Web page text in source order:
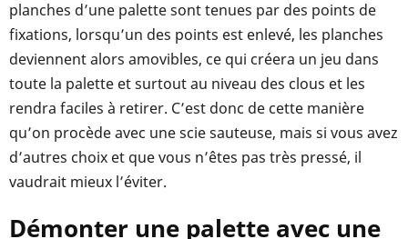
planches d’une palette sont tenues par des points de
fixations, lorsqu’un des points est enlevé, les planches
deviennent alors amovibles, ce qui créera un jeu dans
toute la palette et surtout au niveau des clous et les
rendra faciles à retirer. C’est donc de cette manière
qu’on procède avec une scie sauteuse, mais si vous avez
d’autres choix et que vous n’êtes pas très pressé, il
vaudrait mieux l’éviter.
Démonter une palette avec une